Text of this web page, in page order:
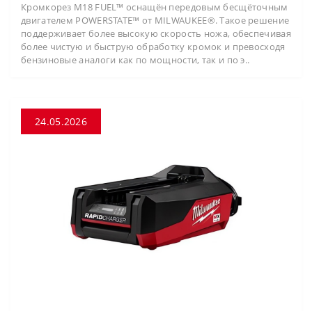
Кромкорез M18 FUEL™ оснащён передовым бесщёточным
двигателем POWERSTATE™ от MILWAUKEE®. Такое решение
поддерживает более высокую скорость ножа, обеспечивая
более чистую и быструю обработку кромок и превосходя
бензиновые аналоги как по мощности, так и по э..
24.05.2026